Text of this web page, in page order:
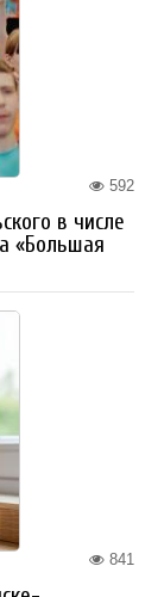
592
в числе
«Большая
841